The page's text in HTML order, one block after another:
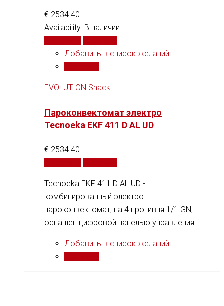
€ 2534.40
Availability: В наличии
Добавить в список желаний
EVOLUTION Snack
Пароконвектомат электро
Tecnoeka EKF 411 D AL UD
€ 2534.40
Tecnoeka EKF 411 D AL UD -
комбинированный электро
пароконвектомат, на 4 противня 1/1 GN,
оснащен цифровой панелью управления.
Добавить в список желаний